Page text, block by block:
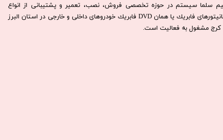
سلما سيستم در حوزه تخصصی فروش، نصب، تعمير و پشتيبانی از انواع
مانيتورهای فابريك يا همان DVD فابريك خودروهای داخلی و خارجی در استان البرز
كرج مشغول به فعاليت است.​​​​​​​